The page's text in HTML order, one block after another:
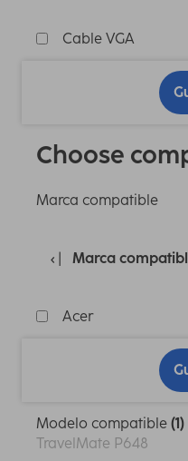
Cable VGA
Choose
Marca compatible
Marca
Acer
Modelo compatible (1)
TravelMate P648